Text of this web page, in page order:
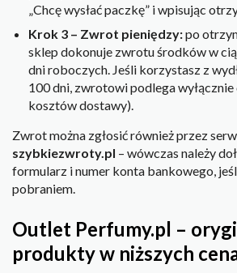
„Chcę wysłać paczkę” i wpisując
Krok 3 – Zwrot pieniędzy:po
sklep dokonuje zwrotu środków w
dni roboczych. Jeśli korzystasz z
100 dni, zwrotowi podlega
kosztów dostawy).
Zwrot można zgłosić również przez
szybkiezwroty.pl – wówczas należy
formularz i numer konta bankowego,
pobraniem.
Outlet Perfumy.pl –
produkty w niższych